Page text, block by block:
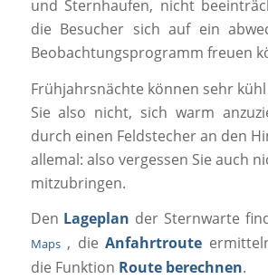
und Sternhaufen, nicht
die Besucher sich auf ein
Beobachtungsprogramm freuen
Frühjahrsnächte können sehr
Sie also nicht, sich warm
durch einen Feldstecher an den
allemal: also vergessen Sie auch
mitzubringen.
Den Lageplan der Sternwarte
Maps, dieAnfahrtroute
die Funktion Route berechnen.